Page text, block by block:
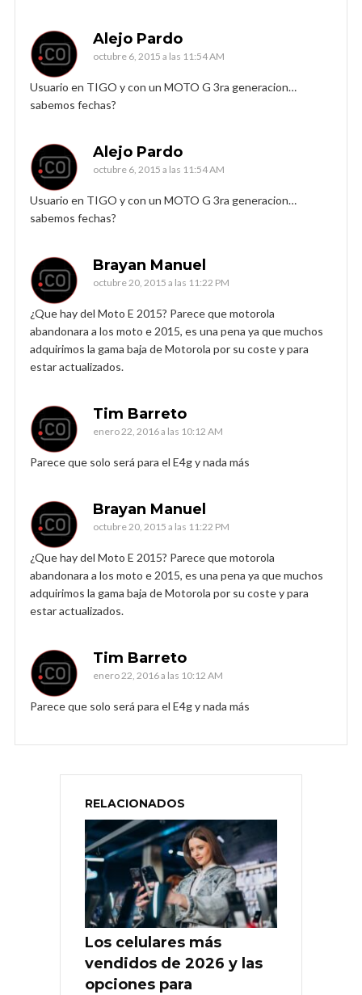
Alejo Pardo
octubre 6, 2015 a las 11:54 AM
Usuario en TIGO y con un MOTO G 3ra generacion…
sabemos fechas?
Alejo Pardo
octubre 6, 2015 a las 11:54 AM
Usuario en TIGO y con un MOTO G 3ra generacion…
sabemos fechas?
Brayan Manuel
octubre 20, 2015 a las 11:22 PM
¿Que hay del Moto E 2015? Parece que motorola
abandonara a los moto e 2015, es una pena ya que muchos
adquirimos la gama baja de Motorola por su coste y para
estar actualizados.
Tim Barreto
enero 22, 2016 a las 10:12 AM
Parece que solo será para el E4g y nada más
Brayan Manuel
octubre 20, 2015 a las 11:22 PM
¿Que hay del Moto E 2015? Parece que motorola
abandonara a los moto e 2015, es una pena ya que muchos
adquirimos la gama baja de Motorola por su coste y para
estar actualizados.
Tim Barreto
enero 22, 2016 a las 10:12 AM
Parece que solo será para el E4g y nada más
RELACIONADOS
Los celulares más
vendidos de 2026 y las
opciones para